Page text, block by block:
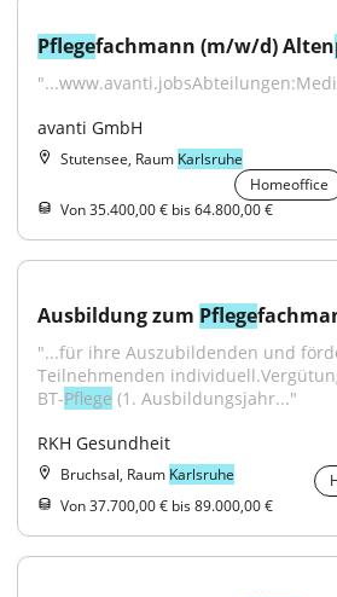
Pflegefachmann (m/w/d) Alten
avanti GmbH
Stutensee, Raum Karlsruhe
Homeoffice
Von 35.400,00 € bis 64.800,00 €
Ausbildung zum Pflege
"...für ihre Auszubildenden und
Teilnehmenden
BT-Pflege (1. Ausbildungsjahr..."
RKH Gesundheit
Bruchsal, Raum Karlsruhe
Von 37.700,00 € bis 89.000,00 €